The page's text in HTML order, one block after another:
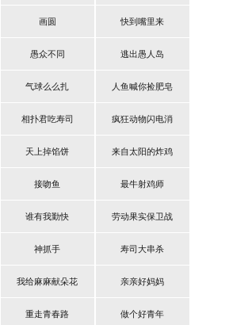
画圆 快到嘴里来
愚众不同 逃出愚人岛
气球么么扎 人鱼喊你捡肥皂
相扑君吃寿司 疯狂动物闪电消
天上掉馅饼 来自太阳的炸鸡
接吻鱼 最牛射鸡师
谁有我勤快 劳动果实保卫战
神抓手 寿司大串杀
我给麻麻献朵花 亲亲好妈妈
重走青春路 做个好青年